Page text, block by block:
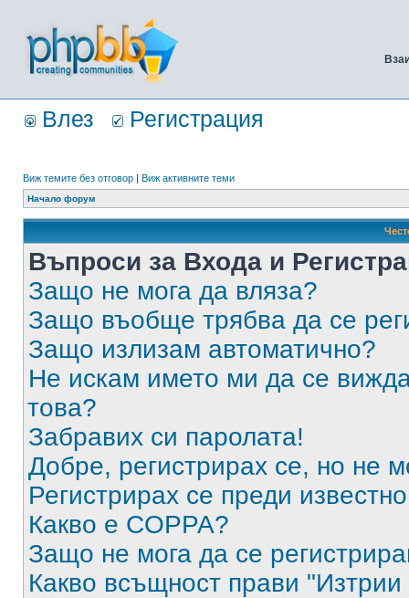
Влез Регистрация
Виж темите без отговор | Виж активните теми
Начало форум
Въпроси за Входа и
Защо не мога да вляза?
Защо въобще трябва да се
Защо излизам автоматично?
Не искам името ми да се
това?
Забравих си паролата!
Добре, регистрирах се, но не
Регистрирах се преди
Какво е COPPA?
Защо не мога да се
Какво всъщност прави "Изтрии